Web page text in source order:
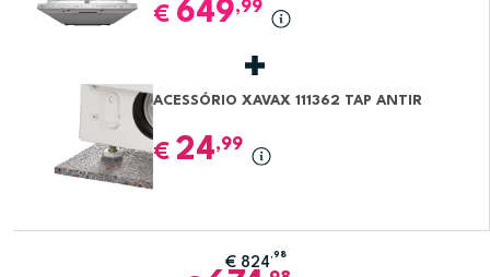
€ 649,99
ACESSÓRIO XAVAX 111362 TAP ANTIR
€ 24,99
€ 824,98